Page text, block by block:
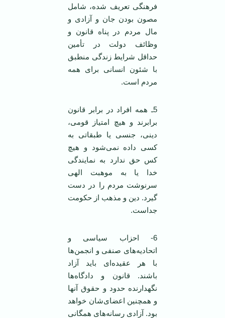
فرهنگی تعریف شده، شامل
مصون بودن جان و آزادی و
مال مردم در پناه قانون و
وظائف دولت در تأمین
حداقل شرایط زندگی منطبق
با شئون انسانی برای همه
مردم است.
5ـ همه افراد در برابر قانون
برابرند و هیچ امتیاز قومی،
دینی، جنسی یا طبقاتی به
کسی داده نمی‌شود و هیچ
کس حق ندارد به نمایندگی
خدا یا به موهبت الهی
سرنوشت مردم را در دست
گیرد. دین و مذهب از حکومت
جداست.
6- احزاب سیاسی و
اتحادیه‌های صنفی و انجمن‌ها
با هر عقیده‌ای باید آزاد
باشند. قانون و دادگاه‌ها
نگهدارنده حدود و حقوق آنها
و همچنین اعضای‌شان خواهد
بود. آزادی رسانه‌های همگانی